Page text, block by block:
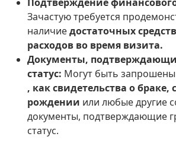
Зачастую требуется
наличиедостаточных
расходов во время визита.
Документы,
статус: Могут быть
, как свидетельства о браке,
рождении или любые другие
документы, подтверждающие
статус.